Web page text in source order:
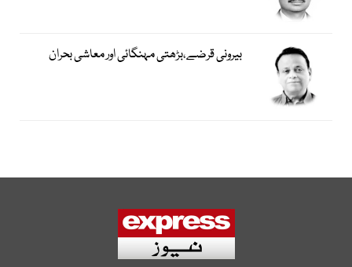
بیرونی قرضے،بڑھتی مہنگائی اور معاشی بحران